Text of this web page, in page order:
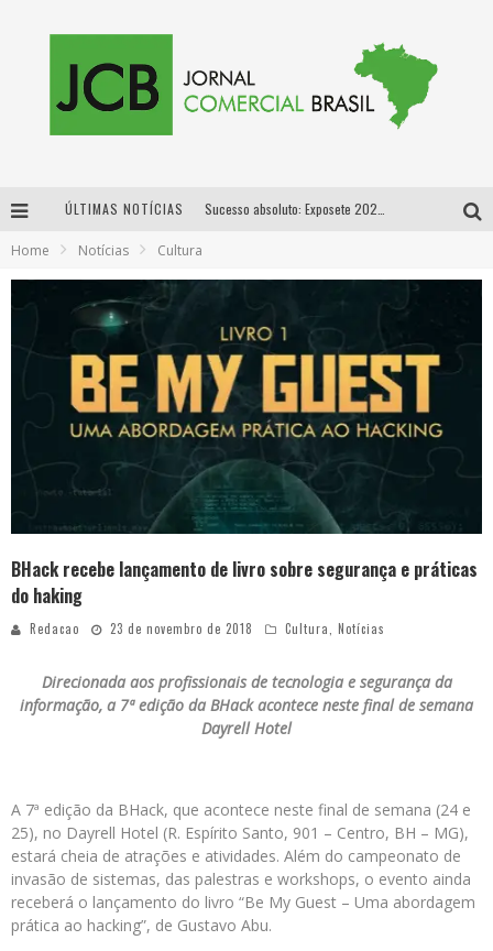
ÚLTIMAS NOTÍCIAS
Home Notícias Cultura
BHack recebe lançamento de livro sobre segurança e práticas
do haking
Redacao 23 de novembro de 2018 Cultura Notícias
Direcionada aos profissionais de tecnologia e segurança da
informação, a 7ª edição da BHack acontece neste final de semana
Dayrell Hotel
A 7ª edição da BHack, que acontece neste final de semana (24 e
25), no Dayrell Hotel (R. Espírito Santo, 901 – Centro, BH – MG),
estará cheia de atrações e atividades. Além do campeonato de
invasão de sistemas, das palestras e workshops, o evento ainda
receberá o lançamento do livro “Be My Guest – Uma abordagem
prática ao hacking”, de Gustavo Abu.